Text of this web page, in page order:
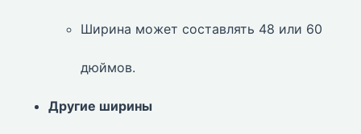
Ширина может составлять 48 или 60
дюймов.
Другие ширины